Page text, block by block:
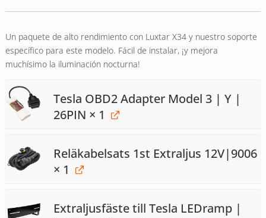
Un paquete de alto rendimiento con Luxtar X34 y nuestro soporte
específico para este modelo. Fácil de instalar, ¡y mejora
muchísimo la iluminación nocturna!
Tesla OBD2 Adapter Model 3 | Y |
26PIN × 1
Reläkabelsats 1st Extraljus 12V|9006
× 1
Extraljusfäste till Tesla LEDramp |